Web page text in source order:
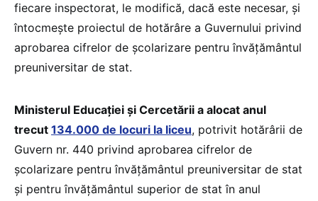
fiecare inspectorat, le modifică, dacă este necesar, și
întocmește proiectul de hotărâre a Guvernului privind
aprobarea cifrelor de școlarizare pentru învățământul
preuniversitar de stat.
Ministerul Educației și Cercetării a alocat anul
trecut 134.000 de locuri la liceu, potrivit hotărârii de
Guvern nr. 440 privind aprobarea cifrelor de
școlarizare pentru învățământul preuniversitar de stat
și pentru învățământul superior de stat în anul